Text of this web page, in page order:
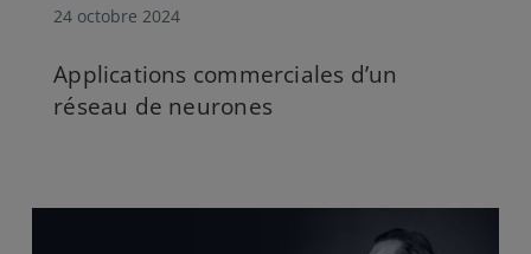
24 octobre 2024
Applications commerciales d’un
réseau de neurones